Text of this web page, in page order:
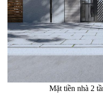
Mặt tiền nhà 2